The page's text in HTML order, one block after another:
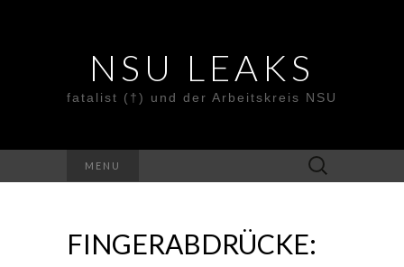
NSU LEAKS
fatalist (†) und der Arbeitskreis NSU
MENU
Suche
nach:
FINGERABDRÜCKE: